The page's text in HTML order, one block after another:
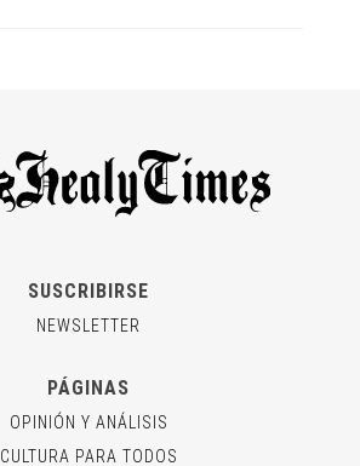
SUSCRIBIRSE
NEWSLETTER
PÁGINAS
OPINIÓN Y ANÁLISIS
CULTURA PARA TODOS